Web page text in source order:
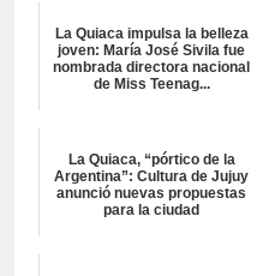
La Quiaca impulsa la belleza
joven: María José Sivila fue
nombrada directora nacional
de Miss Teenag...
La Quiaca, “pórtico de la
Argentina”: Cultura de Jujuy
anunció nuevas propuestas
para la ciudad